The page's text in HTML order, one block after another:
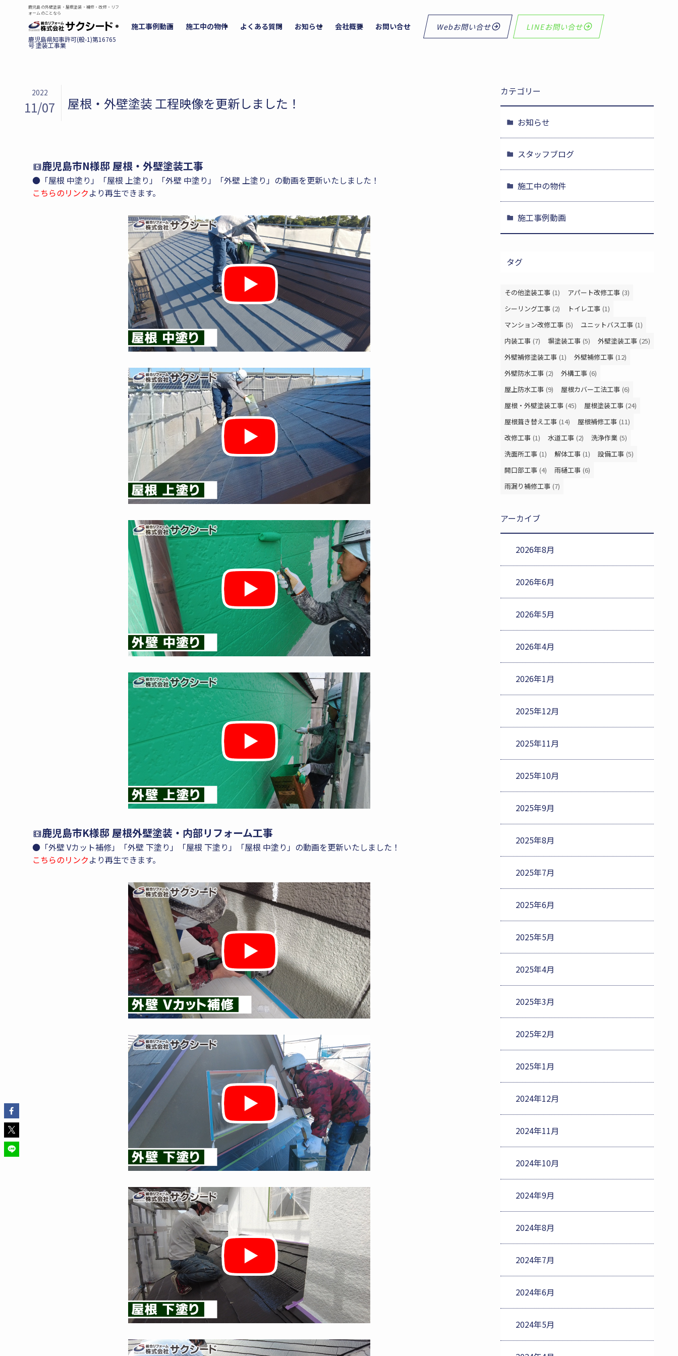
鹿児島の外壁塗装・屋根塗装・補修・改修・リフ
ォームのことなら
施工事例動画 施工中の物件 よくある質問 お知らせ 会社概要 お問い合せ Webお問い合せ LINEお問い合せ
屋根・外壁塗装 工程映像を更新しました！
2022
11/07
鹿児島市N様邸 屋根・外壁塗装工事
●「屋根 中塗り」「屋根 上塗り」「外壁 中塗り」「外壁 上塗り」の動画を更新いたしました！
こちらのリンクより再生できます。
鹿児島市K様邸 屋根外壁塗装・内部リフォーム工事
●「外壁 Vカット補修」「外壁 下塗り」「屋根 下塗り」「屋根 中塗り」の動画を更新いたしました！
こちらのリンクより再生できます。
カテゴリー
お知らせ
スタッフブログ
施工中の物件
施工事例動画
タグ
その他塗装工事 (1) アパート改修工事 (3)
シーリング工事 (2) トイレ工事 (1)
マンション改修工事 (5) ユニットバス工事 (1)
内装工事 (7) 塀塗装工事 (5) 外壁塗装工事 (25)
外壁補修塗装工事 (1) 外壁補修工事 (12)
外壁防水工事 (2) 外構工事 (6)
屋上防水工事 (9) 屋根カバー工法工事 (6)
屋根・外壁塗装工事 (45) 屋根塗装工事 (24)
屋根葺き替え工事 (14) 屋根補修工事 (11)
改修工事 (1) 水道工事 (2) 洗浄作業 (5)
洗面所工事 (1) 解体工事 (1) 設備工事 (5)
開口部工事 (4) 雨樋工事 (6)
雨漏り補修工事 (7)
アーカイブ
2026年8月
2026年6月
2026年5月
2026年4月
2026年1月
2025年12月
2025年11月
2025年10月
2025年9月
2025年8月
2025年7月
2025年6月
2025年5月
2025年4月
2025年3月
2025年2月
2025年1月
2024年12月
2024年11月
2024年10月
2024年9月
2024年8月
2024年7月
2024年6月
2024年5月